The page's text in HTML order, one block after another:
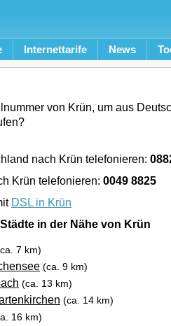
Internettarife News
von Krün, um aus
nach Krün telefonieren:
Krün telefonieren: 0049 8825
DSL in Krün
in der Nähe von Krün
7 km)
(ca. 9 km)
(ca. 13 km)
(ca. 14 km)
16 km)